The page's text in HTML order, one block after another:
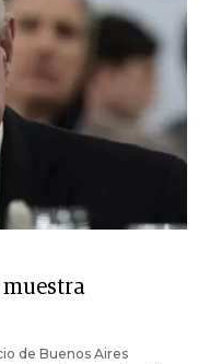
muestra
de Buenos Aires